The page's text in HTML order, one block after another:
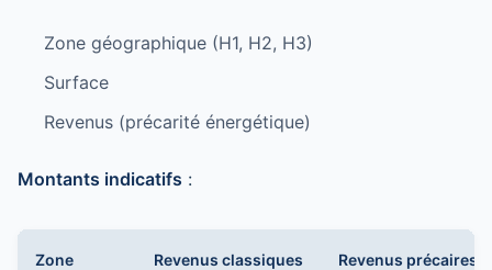
Zone géographique (H1, H2, H3)
Surface
Revenus (précarité énergétique)
Montants indicatifs :
Zone Revenus classiques Revenus précaires